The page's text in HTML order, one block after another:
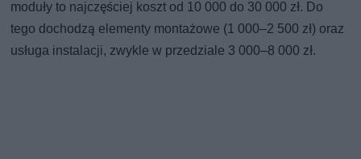
moduły to najczęściej koszt od 10 000 do 30 000 zł. Do
tego dochodzą elementy montażowe (1 000–2 500 zł) oraz
usługa instalacji, zwykle w przedziale 3 000–8 000 zł.